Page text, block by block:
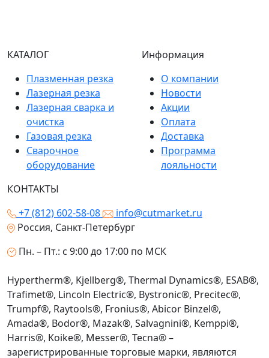
КАТАЛОГ
Плазменная резка
Лазерная резка
Лазерная сварка и
очистка
Газовая резка
Сварочное
оборудование
Информация
О компании
Новости
Акции
Оплата
Доставка
Программа
лояльности
КОНТАКТЫ
+7 (812) 602-58-08
info@cutmarket.ru
Россия, Санкт-Петербург
Пн. – Пт.: с 9:00 до 17:00 по МСК
Hypertherm®, Kjellberg®, Thermal Dynamics®, ESAB®,
Trafimet®, Lincoln Electric®, Bystronic®, Precitec®,
Trumpf®, Raytools®, Fronius®, Abicor Binzel®,
Amada®, Bodor®, Mazak®, Salvagnini®, Kemppi®,
Harris®, Koike®, Messer®, Tecna® –
зарегистрированные торговые марки, являются